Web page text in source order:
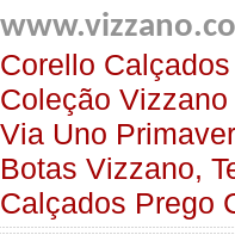
Corello Calçados
Coleção
Via Uno
Botas Vizzano,
Calçados Prego